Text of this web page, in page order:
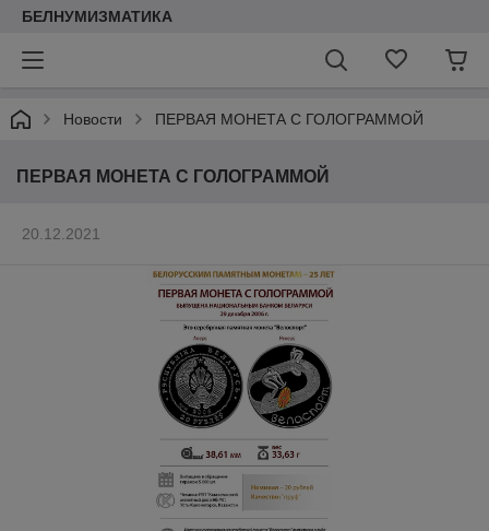
БЕЛНУМИЗМАТИКА
Новости ПЕРВАЯ МОНЕТА С ГОЛОГРАММОЙ
ПЕРВАЯ МОНЕТА С ГОЛОГРАММОЙ
20.12.2021